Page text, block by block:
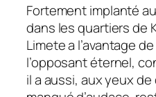
Fortement implanté
dans les quartiers de
Limete a l’avantage
l’opposant éternel,
il a aussi, aux yeux